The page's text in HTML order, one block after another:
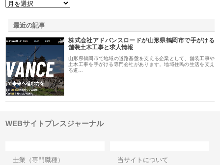
最近の記事
株式会社アドバンスロードが山形県鶴岡市で手がける
舗装土木工事と求人情報
山形県鶴岡市で地域の道路基盤を支える企業として、舗装工事や
土木工事を手がける専門会社があります。地域住民の生活を支え
る道…
WEBサイトプレスジャーナル
士業（専門職種）
当サイトについて